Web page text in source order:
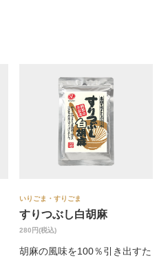
いりごま・すりごま
すりつぶし白胡麻
280円(税込)
胡麻の風味を100％引き出すた